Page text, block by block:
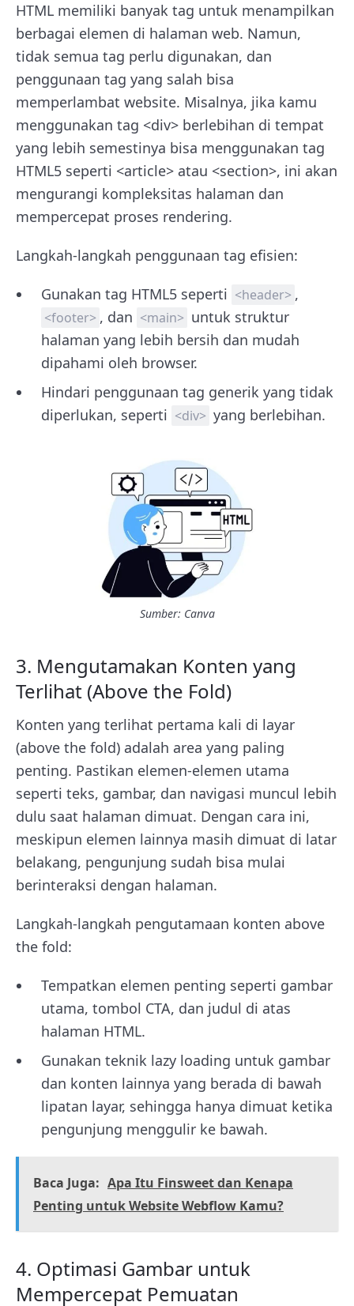
HTML memiliki banyak tag untuk menampilkan
berbagai elemen di halaman web. Namun,
tidak semua tag perlu digunakan, dan
penggunaan tag yang salah bisa
memperlambat website. Misalnya, jika kamu
menggunakan tag <div> berlebihan di tempat
yang lebih semestinya bisa menggunakan tag
HTML5 seperti <article> atau <section>, ini akan
mengurangi kompleksitas halaman dan
mempercepat proses rendering.
Langkah-langkah penggunaan tag efisien:
Gunakan tag HTML5 seperti <header> ,
<footer> , dan <main> untuk struktur
halaman yang lebih bersih dan mudah
dipahami oleh browser.
Hindari penggunaan tag generik yang tidak
diperlukan, seperti <div> yang berlebihan.
Sumber: Canva
3. Mengutamakan Konten yang
Terlihat (Above the Fold)
Konten yang terlihat pertama kali di layar
(above the fold) adalah area yang paling
penting. Pastikan elemen-elemen utama
seperti teks, gambar, dan navigasi muncul lebih
dulu saat halaman dimuat. Dengan cara ini,
meskipun elemen lainnya masih dimuat di latar
belakang, pengunjung sudah bisa mulai
berinteraksi dengan halaman.
Langkah-langkah pengutamaan konten above
the fold:
Tempatkan elemen penting seperti gambar
utama, tombol CTA, dan judul di atas
halaman HTML.
Gunakan teknik lazy loading untuk gambar
dan konten lainnya yang berada di bawah
lipatan layar, sehingga hanya dimuat ketika
pengunjung menggulir ke bawah.
Baca Juga: Apa Itu Finsweet dan Kenapa
Penting untuk Website Webflow Kamu?
4. Optimasi Gambar untuk
Mempercepat Pemuatan